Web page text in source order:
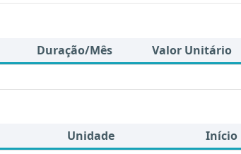
Duração/Mês Valor Unitário
Unidade Início